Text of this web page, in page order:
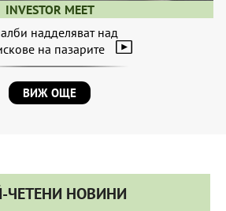
INVESTOR MEET
надделяват над
на пазарите
ВИЖ ОЩЕ
ЧЕТЕНИ НОВИНИ